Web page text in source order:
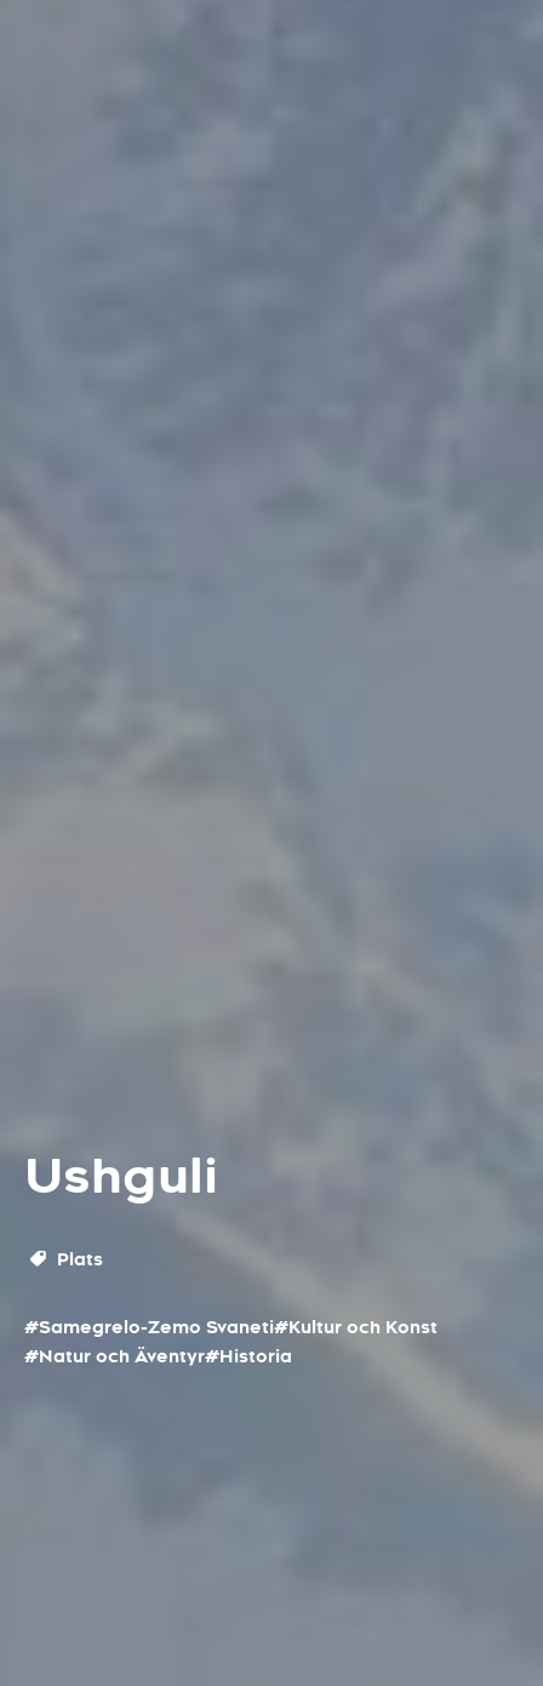
Ushguli
Plats
#Samegrelo-Zemo Svaneti#Kultur och Konst
#Natur och Äventyr#Historia